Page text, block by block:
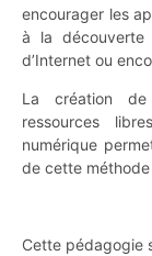
encourager les
à la découverte
d’Internet ou
La création
ressources
numérique​​
de cette méthode
Cette pédagogie